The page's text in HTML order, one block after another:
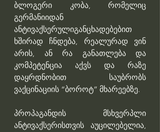
ბლოგერი კობა, რომელიც
გერმანიიდან
ანტივაქსერულიგანცხადებებით
ხშირად ჩნდება, რეალურად ვინ
არის, ან რა განათლება და
კომპეტენცია აქვს და რაზე
დაყრდნობით საუბრობს
ვაქცინაციის “ბოროტ” მხარეებზე.
პროპაგანდის მსხვერპლი
ანტივაქსერისთვის აუცილებელია,